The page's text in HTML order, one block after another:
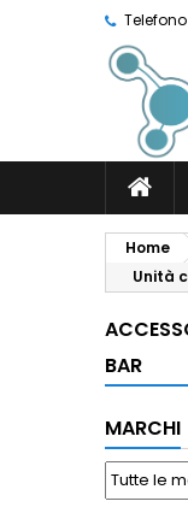
Home
Unità
BAR
MARCHI